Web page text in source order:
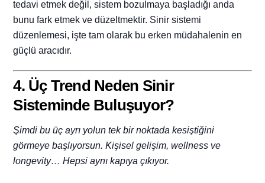
tedavi etmek değil, sistem bozulmaya başladığı anda
bunu fark etmek ve düzeltmektir. Sinir sistemi
düzenlemesi, işte tam olarak bu erken müdahalenin en
güçlü aracıdır.
4. Üç Trend Neden Sinir
Sisteminde Buluşuyor?
Şimdi bu üç ayrı yolun tek bir noktada kesiştiğini
görmeye başlıyorsun. Kişisel gelişim, wellness ve
longevity… Hepsi aynı kapıya çıkıyor.